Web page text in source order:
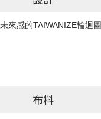
來感的TAIWANIZE輪迴
布料